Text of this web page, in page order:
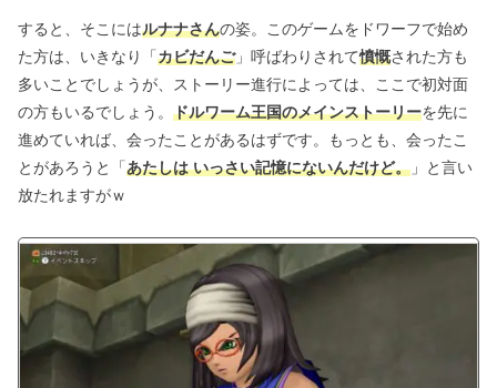
すると、そこにはルナナさんの姿。このゲームをドワーフで始め
た方は、いきなり「カビだんご」呼ばわりされて憤慨された方も
多いことでしょうが、ストーリー進行によっては、ここで初対面
の方もいるでしょう。 ドルワーム王国のメインストーリーを先に
進めていれば、会ったことがあるはずです。もっとも、会ったこ
とがあろうと「あたしは いっさい記憶にないんだけど。 」と言い
放たれますがｗ